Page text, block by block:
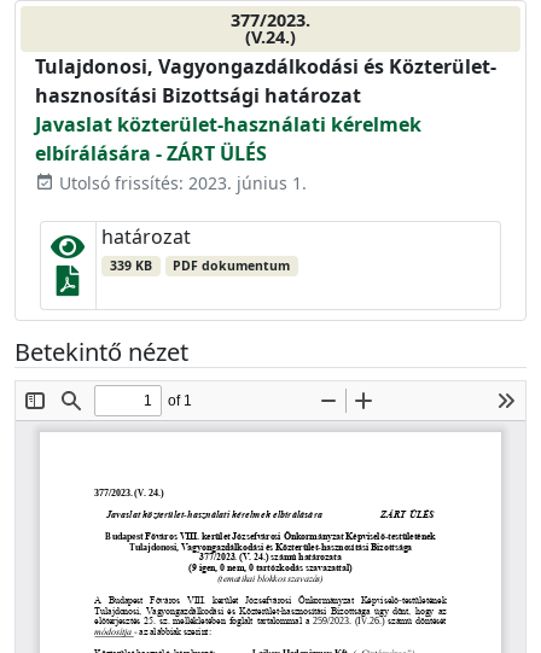
377/2023.
(V.24.)
Tulajdonosi, Vagyongazdálkodási és Közterület-
hasznosítási Bizottsági határozat
Javaslat közterület-használati kérelmek
elbírálására - ZÁRT ÜLÉS
event_available Utolsó frissítés: 2023. június 1.
határozat
339 KB PDF dokumentum
Betekintő nézet